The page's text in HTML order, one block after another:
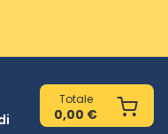
Totale
0,00 €